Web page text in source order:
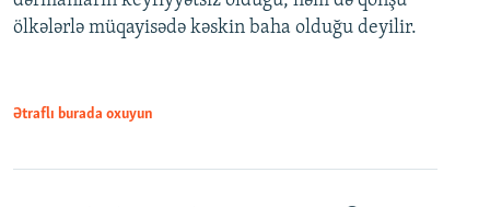
ölkələrlə müqayisədə kəskin baha olduğu deyilir.
Ətraflı burada oxuyun